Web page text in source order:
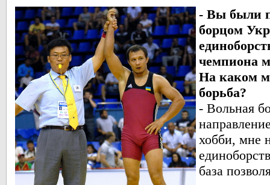
- Вы были
борцом
чемпиона
На каком
борьба?
- Вольная
хобби, мне
база